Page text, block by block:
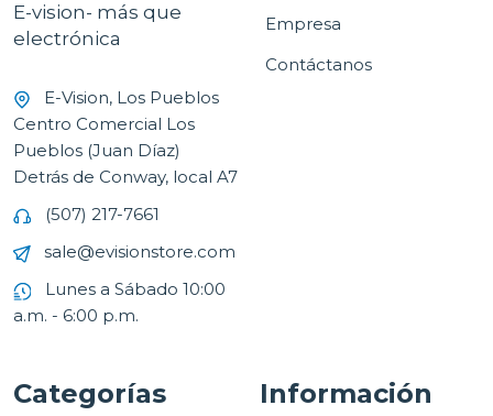
E-vision- más que
electrónica
E-Vision, Los Pueblos
Centro Comercial Los
Pueblos (Juan Díaz)
Detrás de Conway, local A7
(507) 217-7661
sale@evisionstore.com
Lunes a Sábado 10:00
a.m. - 6:00 p.m.
Empresa
Contáctanos
Categorías Información